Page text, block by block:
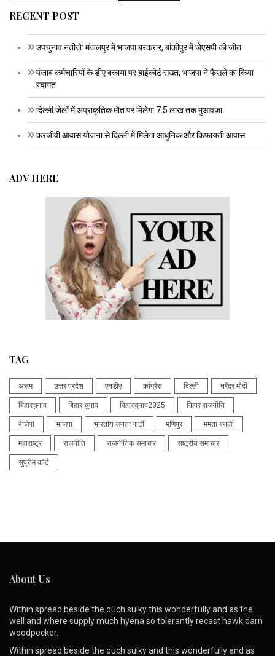
RECENT POST
उपचुनाव नतीजे: मंजलपुर में भाजपा बरकरार, बांकीपुर में जेएसपी की जीत
पंजाब कर्मचारियों के डीए बकाया पर हाईकोर्ट सख्त, भाजपा ने फैसले का किया
स्वागत
दिल्ली जेलों में अप्राकृतिक मौत पर मिलेगा 7.5 लाख तक मुआवजा
करजीवी आवास योजना से दिल्ली में मिलेगा आधुनिक और किफायती आवास
ADV HERE
TAG
असम उत्तर प्रदेश एनडीए कांग्रेस दिल्ली नरेंद्र मोदी
बिहारचुनाव बिहार चुनाव बिहारचुनाव2025 बिहार राजनीति
बीजेपी भाजपा भारतीय जनता पार्टी मणिपुर ममता बनर्जी
महाराष्ट्र राजनीति राजनीतिक समाचार राष्ट्रीय समाचार
सुप्रीम कोर्ट
About Us
Within spread beside the ouch sulky this wonderfully and as the
well and where supply much hyena so tolerantly recast hawk darn
woodpecker.
Within spread beside the ouch sulky and this wonderfully and as